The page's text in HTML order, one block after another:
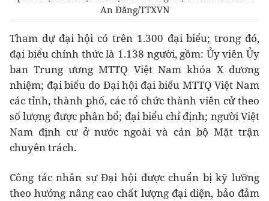
An Đăng/TTXVN
Tham dự đại hội có trên 1.300 đại biểu; trong đó,
đại biểu chính thức là 1.138 người, gồm: Ủy viên Ủy
ban Trung ương MTTQ Việt Nam khóa X đương
nhiệm; đại biểu do Đại hội đại biểu MTTQ Việt Nam
các tỉnh, thành phố, các tổ chức thành viên cử theo
số lượng được phân bổ; đại biểu chỉ định; người Việt
Nam định cư ở nước ngoài và cán bộ Mặt trận
chuyên trách.
Công tác nhân sự Đại hội được chuẩn bị kỹ lưỡng
theo hướng nâng cao chất lượng đại diện, bảo đảm